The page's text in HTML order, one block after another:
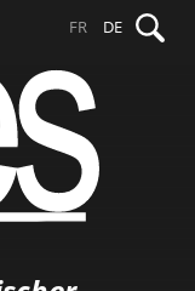
nach:
FR DE